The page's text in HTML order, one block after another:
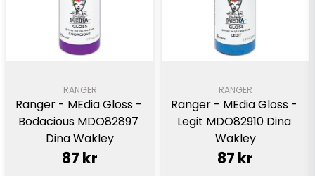
RANGER
Ranger - MEdia Gloss -
Bodacious MDO82897
Dina Wakley
87 kr
RANGER
Ranger - MEdia Gloss -
Legit MDO82910 Dina
Wakley
87 kr